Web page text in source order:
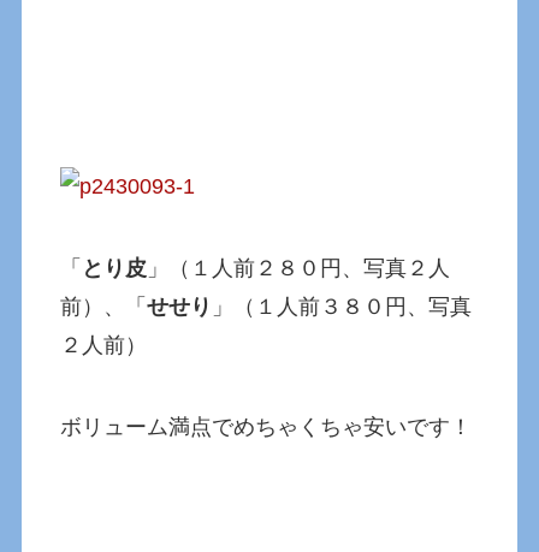
「 とり皮 」（１人前２８０円、写真２人
前）、「せせり 」（１人前３８０円、写真
２人前）
ボリューム満点でめちゃくちゃ安いです！